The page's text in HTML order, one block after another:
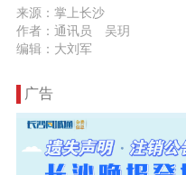
来源：掌上长沙
作者：通讯员 吴玥
编辑：大刘军
广告